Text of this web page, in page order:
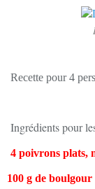
Recette pour 4
Ingrédients pour
4 poivrons plats,
100 g de boulgour